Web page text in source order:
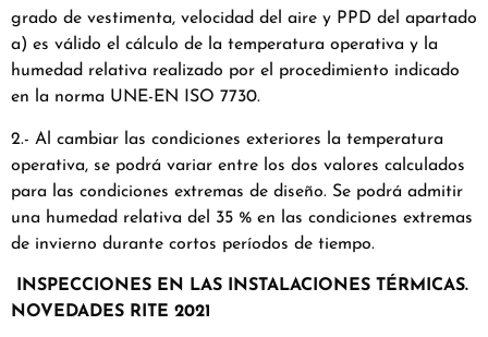
grado de vestimenta, velocidad del aire y PPD del apartado
a) es válido el cálculo de la temperatura operativa y la
humedad relativa realizado por el procedimiento indicado
en la norma UNE-EN ISO 7730.
2.- Al cambiar las condiciones exteriores la temperatura
operativa, se podrá variar entre los dos valores calculados
para las condiciones extremas de diseño. Se podrá admitir
una humedad relativa del 35 % en las condiciones extremas
de invierno durante cortos períodos de tiempo.
INSPECCIONES EN LAS INSTALACIONES TÉRMICAS.
NOVEDADES RITE 2021